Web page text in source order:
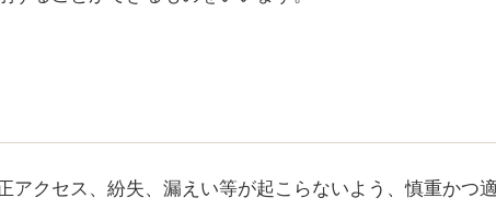
クセス、紛失、漏えい等が起こらないよう、慎重かつ